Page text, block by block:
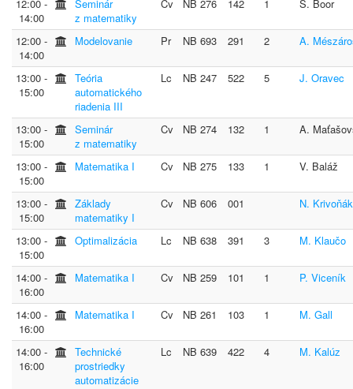
12:00 ‐
14:00
Seminár
z matematiky
Cv NB 276 142 1 Š. Boor
12:00 ‐
14:00
Modelovanie Pr NB 693 291 2 A.
13:00 ‐
15:00
Teória
automatického
riadenia III
Lc NB 247 522 5 J. Oravec
13:00 ‐
15:00
Seminár
z matematiky
Cv NB 274 132 1 A.
13:00 ‐
15:00
Matematika I Cv NB 275 133 1 V. Baláž
13:00 ‐
15:00
Základy
matematiky I
Cv NB 606 001 N.
13:00 ‐
15:00
Optimalizácia Lc NB 638 391 3 M. Klaučo
14:00 ‐
16:00
Matematika I Cv NB 259 101 1 P. Viceník
14:00 ‐
16:00
Matematika I Cv NB 261 103 1 M. Gall
14:00 ‐
16:00
Technické
prostriedky
automatizácie
Lc NB 639 422 4 M. Kalúz